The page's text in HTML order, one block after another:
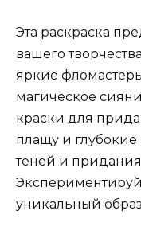
Эта раскраска
вашего
яркие
магическое
краски для
плащу и
теней и придания
уникальный